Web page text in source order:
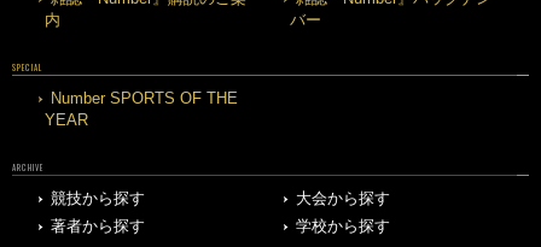
内
バー
SPECIAL
Number SPORTS OF THE
YEAR
ARCHIVE
競技から探す
大会から探す
著者から探す
学校から探す